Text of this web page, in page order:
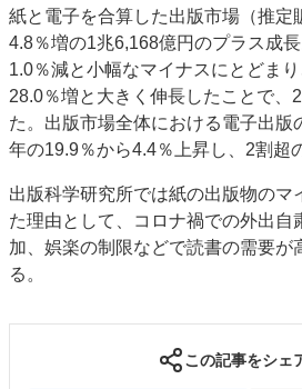
特集記事カテゴリー一覧
特集・デジタル印刷 アイデアで勝負！ ～多様
JAPAN PACK 2023 特集
中古印刷機・製本
2022 見える化・MIS特集
2022 検査・校正特
特集・デジタル印刷 ～ 新成長軌道を描く
案内
発刊案内
JFPI印刷用語集 印刷
運営
お問い合わせ
紙と電子を合算した出版市場（推定
4.8％増の1兆6,168億円のプラス成
1.0％減と小幅なマイナスにとどま
28.0％増と大きく伸長したことで、
た。出版市場全体における電子出版
年の19.9％から4.4％上昇し、2割超
出版科学研究所では紙の出版物のマ
た理由として、コロナ禍での外出自
加、娯楽の制限などで読書の需要が
る。
この記事をシェ